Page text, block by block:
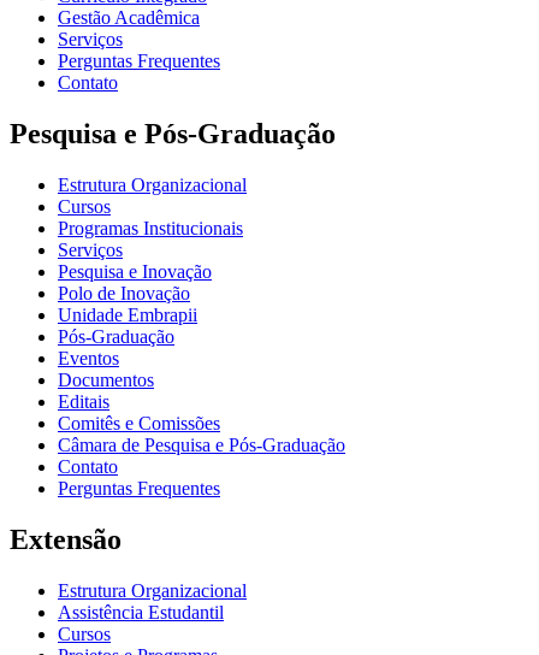
Gestão Acadêmica
Serviços
Perguntas Frequentes
Contato
Pesquisa e Pós-Graduação
Estrutura Organizacional
Cursos
Programas Institucionais
Serviços
Pesquisa e Inovação
Polo de Inovação
Unidade Embrapii
Pós-Graduação
Eventos
Documentos
Editais
Comitês e Comissões
Câmara de Pesquisa e Pós-Graduação
Contato
Perguntas Frequentes
Extensão
Estrutura Organizacional
Assistência Estudantil
Cursos